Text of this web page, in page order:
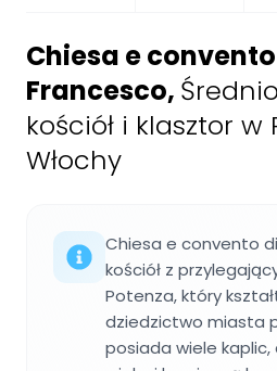
Chiesa e
Francesco,
kościół i klasztor w
Włochy
Chiesa e convento
kościół z
Potenza, który
dziedzictwo miasta
posiada wiele kaplic,